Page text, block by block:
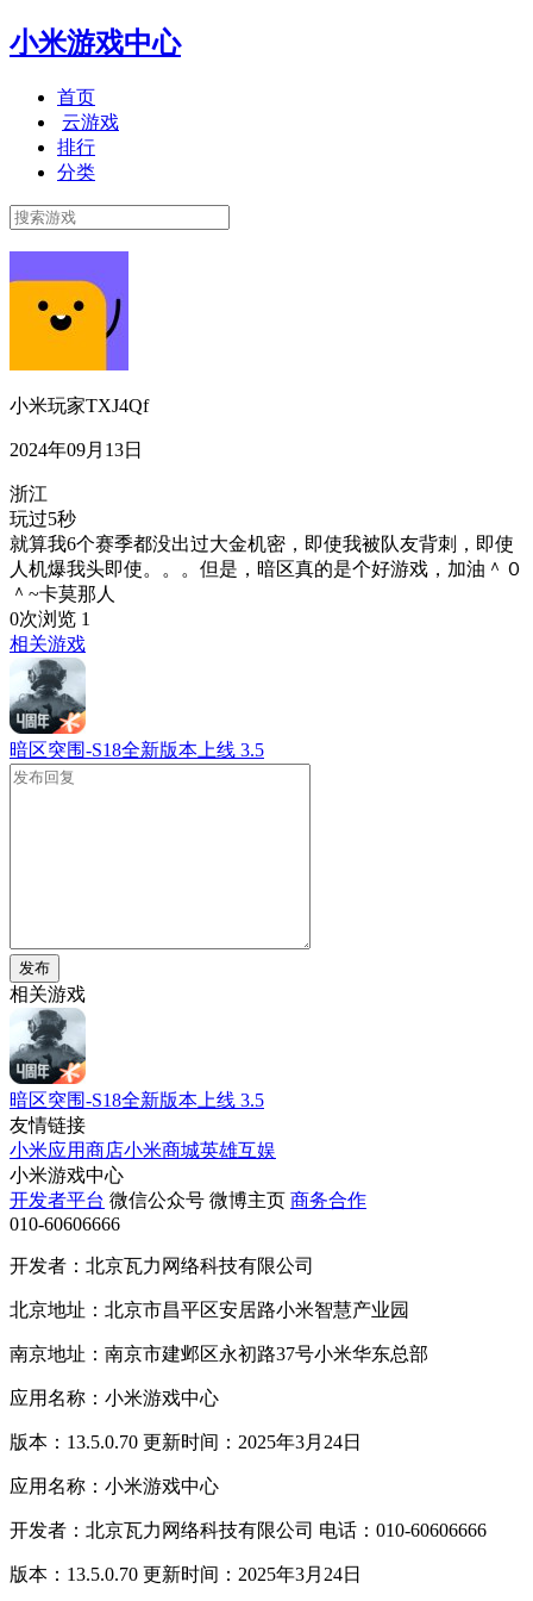
小米游戏中心
首页
云游戏
排行
分类
小米玩家TXJ4Qf
2024年09月13日
浙江
玩过5秒
就算我6个赛季都没出过大金机密，即使我被队友背刺，即使
人机爆我头即使。。。但是，暗区真的是个好游戏，加油＾０
＾~卡莫那人
0次浏览 1
相关游戏
暗区突围-S18全新版本上线 3.5
发布
相关游戏
暗区突围-S18全新版本上线 3.5
友情链接
小米应用商店小米商城英雄互娱
小米游戏中心
开发者平台 微信公众号 微博主页 商务合作
010-60606666
开发者：北京瓦力网络科技有限公司
北京地址：北京市昌平区安居路小米智慧产业园
南京地址：南京市建邺区永初路37号小米华东总部
应用名称：小米游戏中心
版本：13.5.0.70 更新时间：2025年3月24日
应用名称：小米游戏中心
开发者：北京瓦力网络科技有限公司 电话：010-60606666
版本：13.5.0.70 更新时间：2025年3月24日